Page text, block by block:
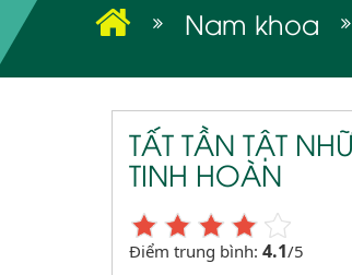
Nam khoa
TẤT TẦN TẬT
TINH HOÀN
Điểm trung bình: 4.1/5